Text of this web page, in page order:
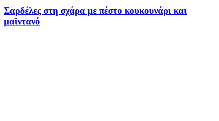
Σαρδέλες στη σχάρα με πέστο κουκουνάρι και
μαϊντανό